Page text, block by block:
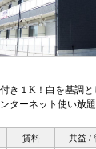
き１K！白を基調
ターネット使い放
賃料 共益 /